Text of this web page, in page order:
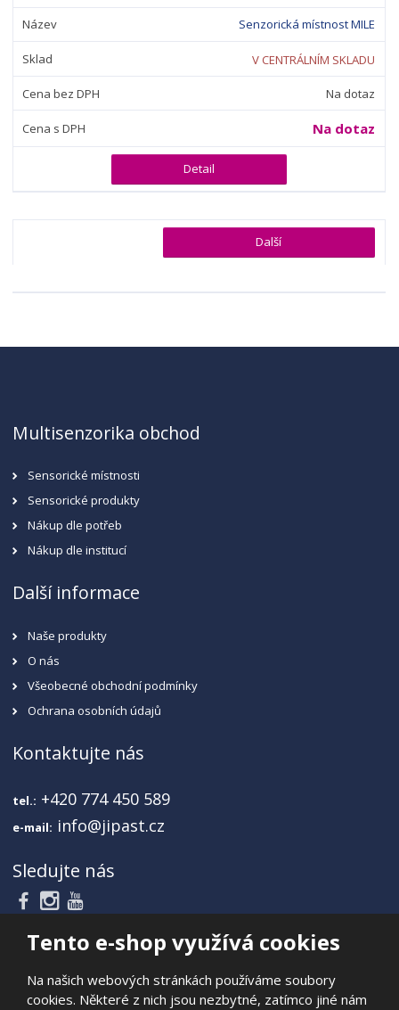
Tento e-shop využívá cookies
Na našich webových stránkách používáme soubory
cookies. Některé z nich jsou nezbytné, zatímco jiné nám
Senzorická místnost MILE
V CENTRÁLNÍM SKLADU
Na dotaz
Na dotaz
Detail
Další
Multisenzorika obchod
Sensorické místnosti
Sensorické produkty
Nákup dle potřeb
Nákup dle institucí
Další informace
Naše produkty
O nás
Všeobecné obchodní podmínky
Ochrana osobních údajů
Kontaktujte nás
tel.: +420 774 450 589
e-mail: info@jipast.cz
Sledujte nás
© 2026, JIPAST akciová společnost